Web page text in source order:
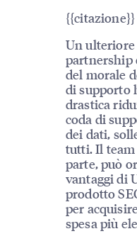
{{citazione}}
Un ulteriore
partnership
del morale
di supporto
drastica
coda di
dei dati,
tutti. Il
parte, può
vantaggi di
prodotto
per
spesa più